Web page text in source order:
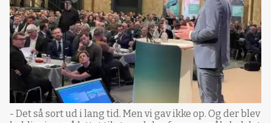
- Det så sort ud i lang tid. Men vi gav ikke op. Og der blev